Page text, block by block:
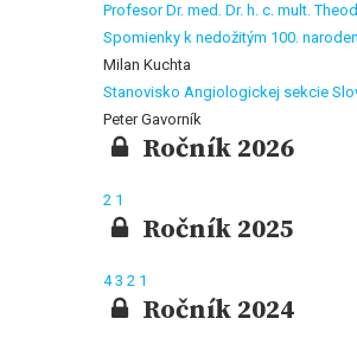
Profesor Dr. med. Dr. h. c. mult.
Spomienky k nedožitým 100.
Milan Kuchta
Stanovisko Angiologickej sekcie
Peter Gavorník
Ročník 2026
2 1
Ročník 2025
43 2 1
Ročník 2024